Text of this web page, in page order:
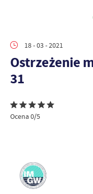
18 - 03 - 2021
Ostrzeżenie
31
Ocena 0/5